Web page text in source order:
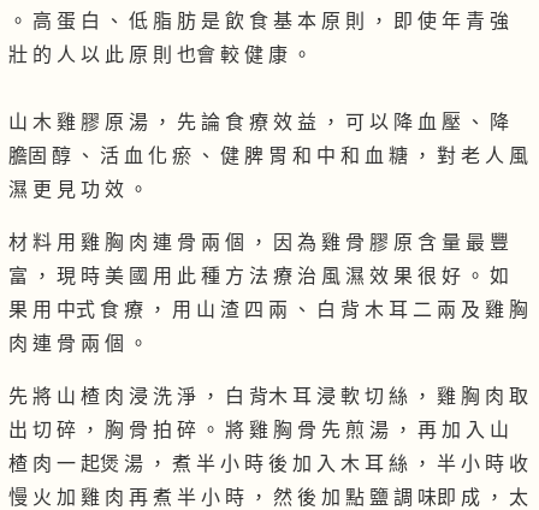
。 高 蛋 白 、 低 脂 肪 是 飲 食 基 本 原 則 ， 即 使 年 青 強
壯 的 人 以 此 原 則 也會 較 健 康 。
山 木 雞 膠 原 湯 ， 先 論 食 療 效 益 ， 可 以 降 血 壓 、 降
膽固 醇 、 活 血 化 瘀 、 健 脾 胃 和 中 和 血 糖 ， 對 老 人 風
濕 更 見 功 效 。
材 料 用 雞 胸 肉 連 骨 兩 個 ， 因 為 雞 骨 膠 原 含 量 最 豐
富 ， 現 時 美 國 用 此 種 方 法 療 治 風 濕 效 果 很 好 。 如
果 用 中式 食 療 ， 用 山 渣 四 兩 、 白 背 木 耳 二 兩 及 雞 胸
肉 連 骨 兩 個 。
先 將 山 楂 肉 浸 洗 淨 ， 白 背木 耳 浸 軟 切 絲 ， 雞 胸 肉 取
出 切 碎 ， 胸 骨 拍 碎 。 將 雞 胸 骨 先 煎 湯 ， 再 加 入 山
楂 肉 一 起煲 湯 ， 煮 半 小 時 後 加 入 木 耳 絲 ， 半 小 時 收
慢 火 加 雞 肉 再 煮 半 小 時 ， 然 後 加 點 鹽 調 味即 成 ， 太